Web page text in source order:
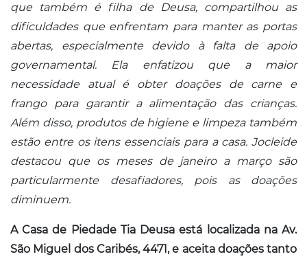
que também é filha de Deusa, compartilhou as
dificuldades que enfrentam para manter as portas
abertas, especialmente devido à falta de apoio
governamental. Ela enfatizou que a maior
necessidade atual é obter doações de carne e
frango para garantir a alimentação das crianças.
Além disso, produtos de higiene e limpeza também
estão entre os itens essenciais para a casa. Jocleide
destacou que os meses de janeiro a março são
particularmente desafiadores, pois as doações
diminuem.
A Casa de Piedade Tia Deusa está localizada na Av.
São Miguel dos Caribés, 4471, e aceita doações tanto